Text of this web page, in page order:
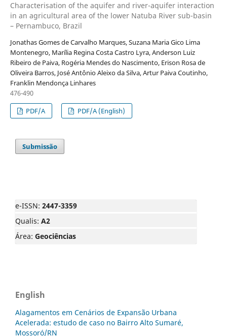
Characterisation of the aquifer and river-aquifer interaction
in an agricultural area of the lower Natuba River sub-basin
– Pernambuco, Brazil
Jonathas Gomes de Carvalho Marques, Suzana Maria Gico Lima
Montenegro, Marília Regina Costa Castro Lyra, Anderson Luiz
Ribeiro de Paiva, Rogéria Mendes do Nascimento, Erison Rosa de
Oliveira Barros, José Antônio Aleixo da Silva, Artur Paiva Coutinho,
Franklin Mendonça Linhares
476-490
PDF/A
PDF/A (English)
Submissão
e-ISSN: 2447-3359
Qualis: A2
Área: Geociências
English
Alagamentos em Cenários de Expansão Urbana
Acelerada: estudo de caso no Bairro Alto Sumaré,
Mossoró/RN